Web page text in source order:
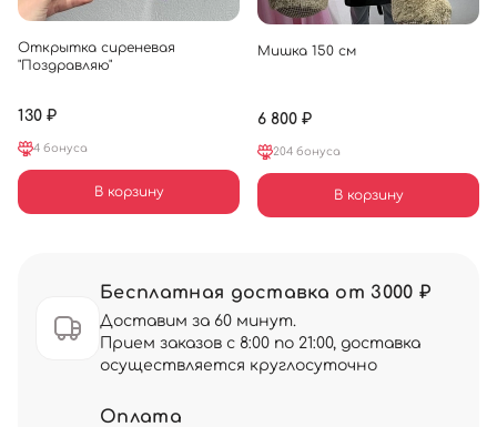
Открытка сиреневая
"Поздравляю"
130 ₽
4 бонуса
В корзину
Мишка 150 см
6 800 ₽
204 бонуса
В корзину
Бесплатная доставка от 3000 ₽
Доставим за 60 минут.
Прием заказов с 8:00 по 21:00, доставка
осуществляется круглосуточно
Оплата